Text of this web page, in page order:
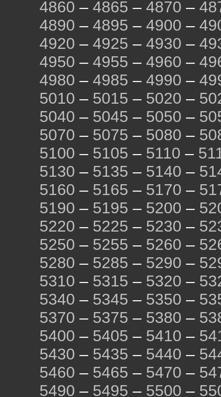
4860 – 4865 – 4870 –
4890 – 4895 – 4900 –
4920 – 4925 – 4930 –
4950 – 4955 – 4960 –
4980 – 4985 – 4990 –
5010 – 5015 – 5020 –
5040 – 5045 – 5050 –
5070 – 5075 – 5080 –
5100 – 5105 – 5110 –
5130 – 5135 – 5140 –
5160 – 5165 – 5170 –
5190 – 5195 – 5200 –
5220 – 5225 – 5230 –
5250 – 5255 – 5260 –
5280 – 5285 – 5290 –
5310 – 5315 – 5320 –
5340 – 5345 – 5350 –
5370 – 5375 – 5380 –
5400 – 5405 – 5410 –
5430 – 5435 – 5440 –
5460 – 5465 – 5470 –
5490 – 5495 – 5500 –